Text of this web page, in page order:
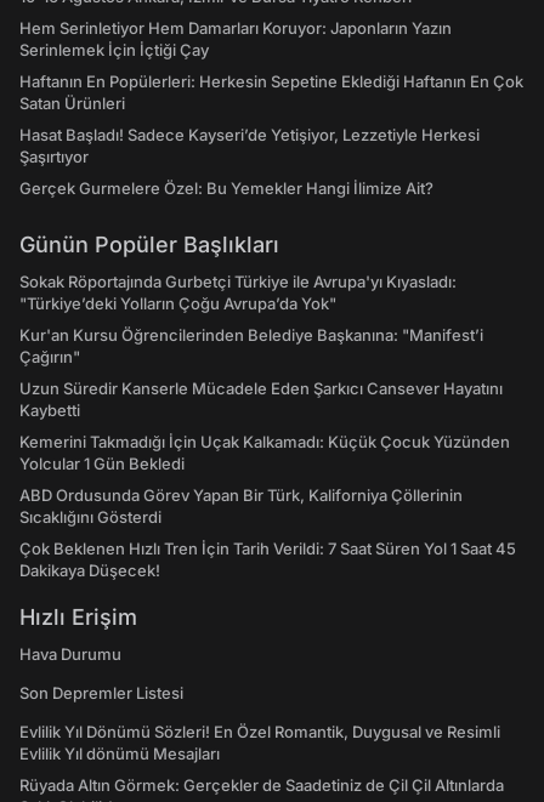
Hem Serinletiyor Hem Damarları Koruyor: Japonların Yazın
Serinlemek İçin İçtiği Çay
Haftanın En Popülerleri: Herkesin Sepetine Eklediği Haftanın En Çok
Satan Ürünleri
Hasat Başladı! Sadece Kayseri’de Yetişiyor, Lezzetiyle Herkesi
Şaşırtıyor
Gerçek Gurmelere Özel: Bu Yemekler Hangi İlimize Ait?
Günün Popüler Başlıkları
Sokak Röportajında Gurbetçi Türkiye ile Avrupa'yı Kıyasladı:
"Türkiye’deki Yolların Çoğu Avrupa’da Yok"
Kur'an Kursu Öğrencilerinden Belediye Başkanına: "Manifest’i
Çağırın"
Uzun Süredir Kanserle Mücadele Eden Şarkıcı Cansever Hayatını
Kaybetti
Kemerini Takmadığı İçin Uçak Kalkamadı: Küçük Çocuk Yüzünden
Yolcular 1 Gün Bekledi
ABD Ordusunda Görev Yapan Bir Türk, Kaliforniya Çöllerinin
Sıcaklığını Gösterdi
Çok Beklenen Hızlı Tren İçin Tarih Verildi: 7 Saat Süren Yol 1 Saat 45
Dakikaya Düşecek!
Hızlı Erişim
Hava Durumu
Son Depremler Listesi
Evlilik Yıl Dönümü Sözleri! En Özel Romantik, Duygusal ve Resimli
Evlilik Yıl dönümü Mesajları
Rüyada Altın Görmek: Gerçekler de Saadetiniz de Çil Çil Altınlarda